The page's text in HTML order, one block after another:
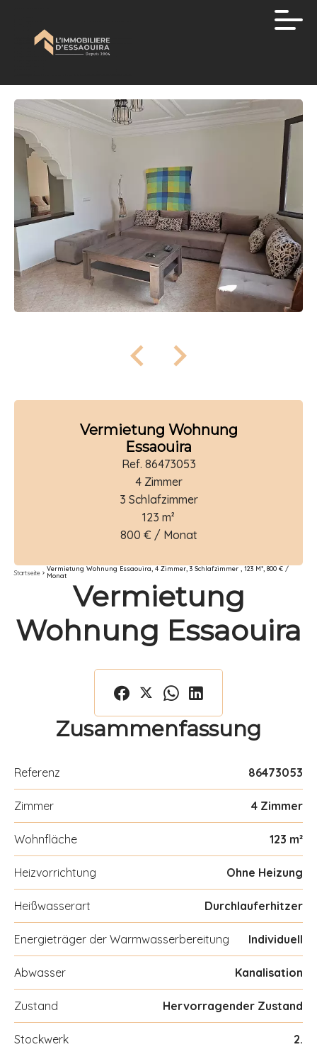
Vermietung Wohnung
Essaouira
Ref. 86473053
4 Zimmer
3 Schlafzimmer
123 m²
800 € / Monat
Startseite
Vermietung Wohnung Essaouira, 4 Zimmer, 3 Schlafzimmer , 123 M², 800 € /
Monat
Vermietung
Wohnung Essaouira
Zusammenfassung
Referenz 86473053
Zimmer 4 Zimmer
Wohnfläche 123 m²
Heizvorrichtung Ohne Heizung
Heißwasserart Durchlauferhitzer
Energieträger der Warmwasserbereitung Individuell
Abwasser Kanalisation
Zustand Hervorragender Zustand
Stockwerk 2.